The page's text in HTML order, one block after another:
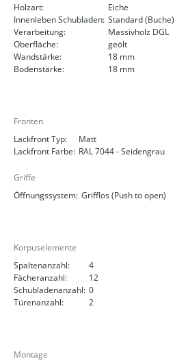
Holzart:
Eiche
Innenleben Schubladen: Standard (Buche)
Verarbeitung:
Massivholz DGL
Oberfläche:
geölt
Wandstärke:
18 mm
Bodenstärke:
18 mm
Fronten
Lackfront Typ:
Matt
Lackfront Farbe: RAL 7044 - Seidengrau
Griffe
Öffnungssystem: Grifflos (Push to open)
Korpuselemente
Spaltenanzahl:
4
Fächeranzahl:
12
Schubladenanzahl: 0
Türenanzahl:
2
Montage